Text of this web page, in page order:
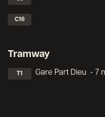
C16
Tramway
T1 Gare Part Dieu - 7